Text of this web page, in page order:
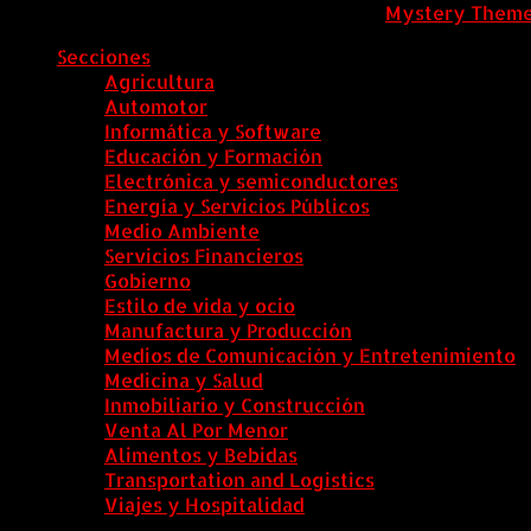
Mystery
Secciones
Agricultura
Automotor
Informática y Software
Educación y Formación
Electrónica y semiconductores
Energía y Servicios Públicos
Medio Ambiente
Servicios Financieros
Gobierno
Estilo de vida y ocio
Manufactura y Producción
Medios de Comunicación y Entretenimiento
Medicina y Salud
Inmobiliario y Construcción
Venta Al Por Menor
Alimentos y Bebidas
Transportation and Logistics
Viajes y Hospitalidad